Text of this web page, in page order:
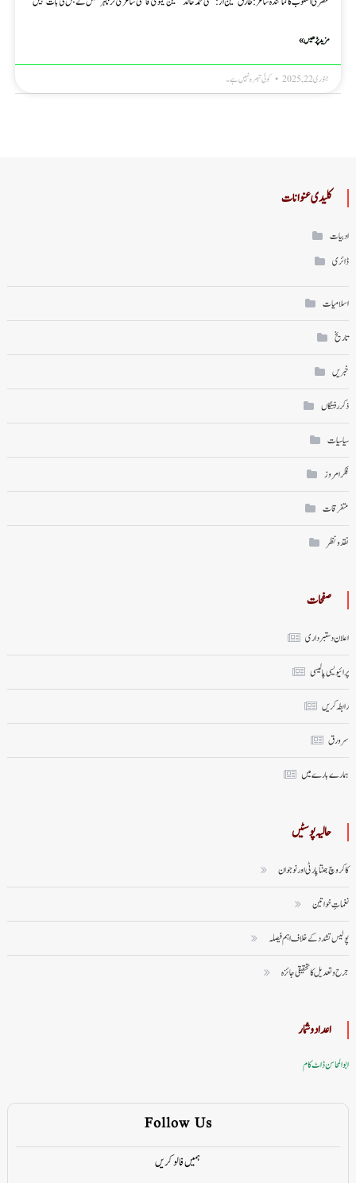
مزید پڑھیں »
جنوری 22, 2025 کوئی تبصرہ نہیں ہے۔
کلیدی عنوانات
ادبیات
ڈائری
اسلامیات
تاریخ
خبریں
ذکر رفتگاں
سیاسیات
فکر امروز
متفرقات
نقد ونظر
صفحات
اعلان دستبرداری
پرائیویسی پالیسی
رابطہ کریں
سر ورق
ہمارے بارے میں
حالیہ پوسٹیں
کاکروچ جنتا پارٹی اور نوجوان
نغماتِ خواتین
پولیس تشدد کے خلاف اہم فیصلہ
جرح و تعدیل کا تحقیقی جائزہ
اعداد وشمار
ابوالمحاسن ڈاٹ کام
Follow Us
ہمیں فالو کریں